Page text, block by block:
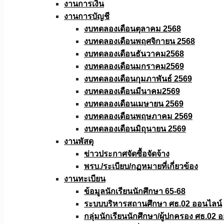
งานการเงิน
งานการบัญชี
งบทดลองเดือนตุลาคม 2568
งบทดลองเดือนพฤศจิกายน 2568
งบทดลองเดือนธันวาคม2568
งบทดลองเดือนมกราคม2569
งบทดลองเดือนกุมภาพันธ์ 2569
งบทดลองเดือนมีนาคม2569
งบทดลองเดือนเมษายน 2569
งบทดลองเดือนพฤษภาคม 2569
งบทดลองเดือนมิถุนายน 2569
งานพัสดุ
ข่าวประกาศจัดซื้อจัดจ้าง
พรบ./ระเบียบ/กฏหมายที่เกี่ยวข้อง
งานทะเบียน
ข้อมูลนักเรียนนักศึกษา 65-68
ระบบบริหารสถานศึกษา ศธ.02 ออนไลน์
กลุ่มนักเรียนนักศึกษา/ผู้ปกครอง ศธ.02